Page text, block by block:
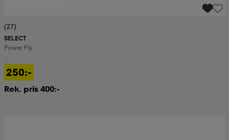
(27)
SELECT
Power Fly
250:-
Rek. pris 400:-